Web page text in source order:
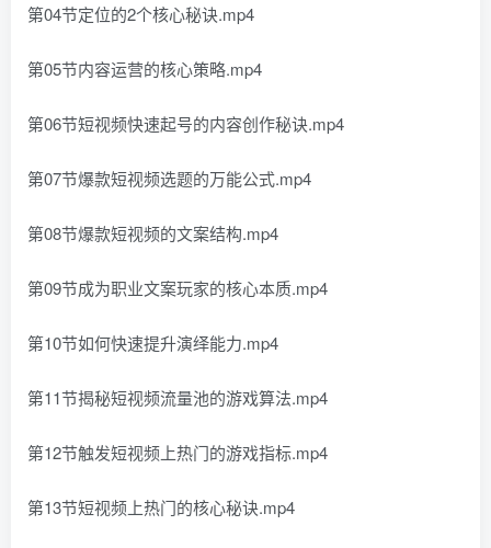
第04节定位的2个核心秘诀.mp4
第05节内容运营的核心策略.mp4
第06节短视频快速起号的内容创作秘诀.mp4
第07节爆款短视频选题的万能公式.mp4
第08节爆款短视频的文案结构.mp4
第09节成为职业文案玩家的核心本质.mp4
第10节如何快速提升演绎能力.mp4
第11节揭秘短视频流量池的游戏算法.mp4
第12节触发短视频上热门的游戏指标.mp4
第13节短视频上热门的核心秘诀.mp4